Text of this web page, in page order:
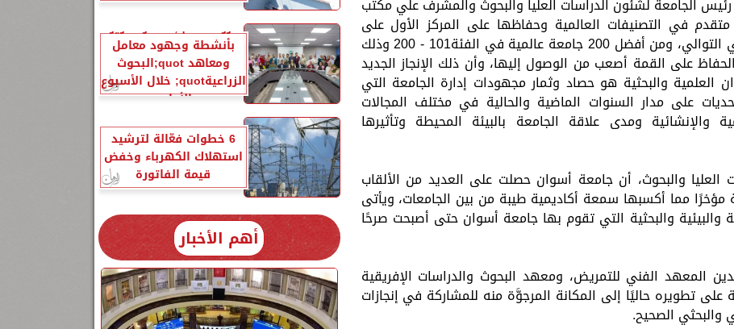
رئيس الجامعة لشئون الدراسات العليا والبحوث والمشرف علي مكتب
في التصنيفات العالمية وحفاظها على المركز الأول على
مستوى الجامعات المصرية للعام الثالث علي التوالي، ومن أفضل 200 جامعة عالمية في الفئة101 - 200 وذلك
على القمة أصعب من الوصول إليها، وأن ذلك الإنجاز الجديد
والبحثية هو حصاد وثمار مجهودات إدارة الجامعة التي
على مدار السنوات الماضية والحالية في مختلف المجالات
والإنشائية ومدى علاقة الجامعة بالبيئة المحيطة وتأثيرها
والبحوث، أن جامعة أسوان حصلت على العديد من الألقاب
مؤخرًا مما أكسبها سمعة أكاديمية طيبة من بين الجامعات، ويأتى
والبيئية والبحثية التي تقوم بها جامعة أسوان حتى أصبحت صرحًا
إلى 18 كلية ومعهدين المعهد الفني للتمريض، ومعهد البحوث والدراسات الإفريقية
تطويره حاليًا إلى المكانة المرجوَّة منه للمشاركة في إنجازات
والبحثي الصحيح.
الزراعةquot; تنشر تقريرًا
بأنشطة وجهود معامل
ومعاهد quot;البحوث
الزراعيةquot; خلال الأسبوع
الأول...
6 خطوات فعّالة لترشيد
استهلاك الكهرباء وخفض
قيمة الفاتورة
أهم الأخبار